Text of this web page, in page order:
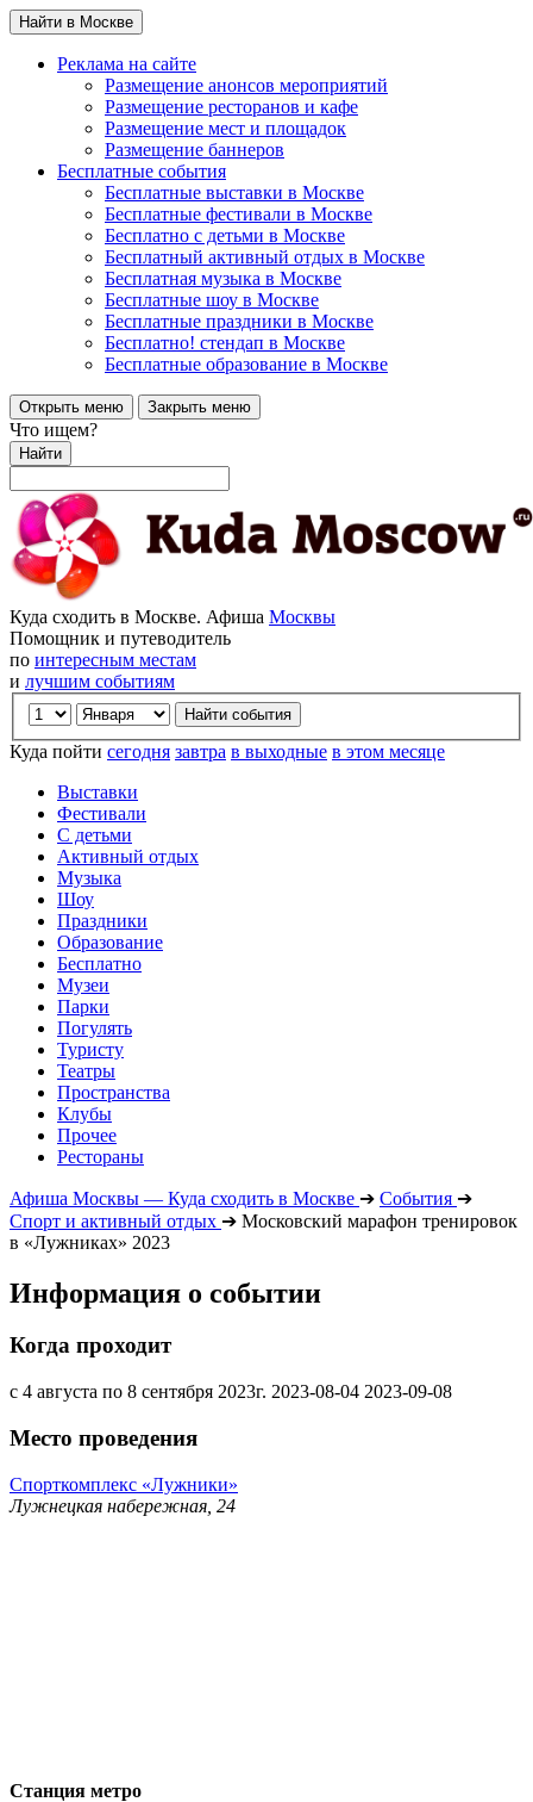
Найти в Москве
Реклама на сайте
Размещение анонсов мероприятий
Размещение ресторанов и кафе
Размещение мест и площадок
Размещение баннеров
Бесплатные события
Бесплатные выставки в Москве
Бесплатные фестивали в Москве
Бесплатно с детьми в Москве
Бесплатный активный отдых в Москве
Бесплатная музыка в Москве
Бесплатные шоу в Москве
Бесплатные праздники в Москве
Бесплатно! стендап в Москве
Бесплатные образование в Москве
Открыть меню Закрыть меню
Что ищем?
Найти
Куда сходить в Москве. Афиша Москвы
Помощник и путеводитель
по интересным местам
и лучшим событиям
Куда пойти сегодня завтра в выходные в этом месяце
Выставки
Фестивали
С детьми
Активный отдых
Музыка
Шоу
Праздники
Образование
Бесплатно
Музеи
Парки
Погулять
Туристу
Театры
Пространства
Клубы
Прочее
Рестораны
Афиша Москвы — Куда сходить в Москве ➔ События ➔
Спорт и активный отдых ➔ Московский марафон тренировок
в «Лужниках» 2023
Информация о событии
Когда проходит
с 4 августа по 8 сентября 2023г. 2023-08-04 2023-09-08
Место проведения
Спорткомплекс «Лужники»
Лужнецкая набережная, 24
Станция метро